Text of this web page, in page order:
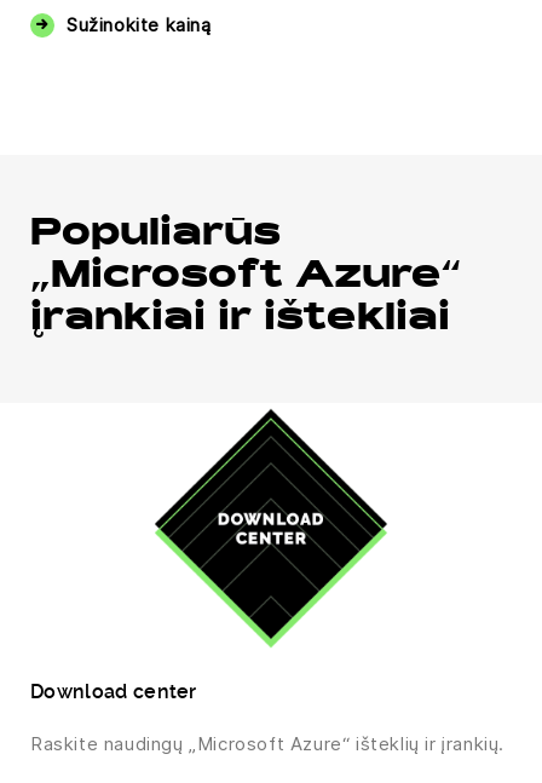
Sužinokite kainą
Populiarūs
„Microsoft Azure“
įrankiai ir ištekliai
Download center
Raskite naudingų „Microsoft Azure“ išteklių ir įrankių.